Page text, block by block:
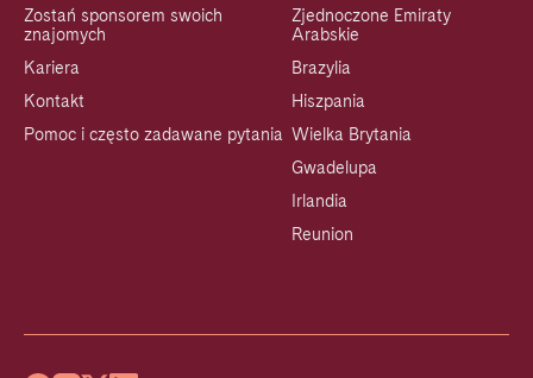
Zostań sponsorem swoich
znajomych
Kariera
Kontakt
Pomoc i często zadawane pytania
Zjednoczone Emiraty
Arabskie
Brazylia
Hiszpania
Wielka Brytania
Gwadelupa
Irlandia
Reunion